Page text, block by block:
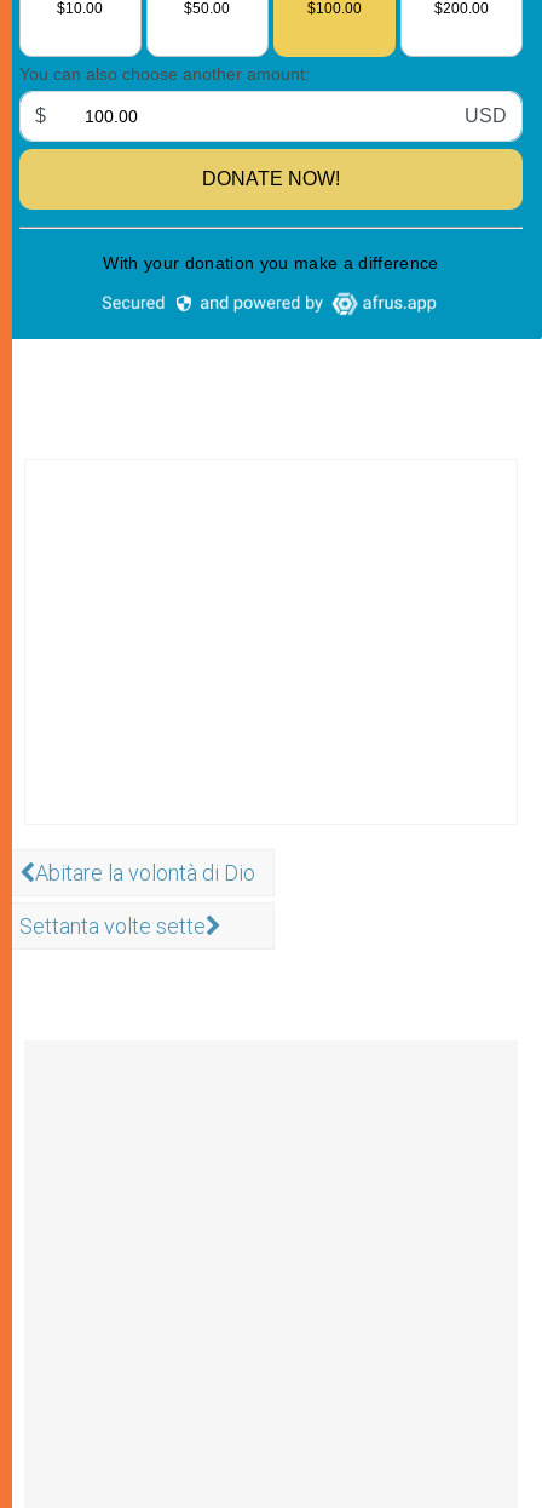
Abitare la volontà di Dio
Settanta volte sette